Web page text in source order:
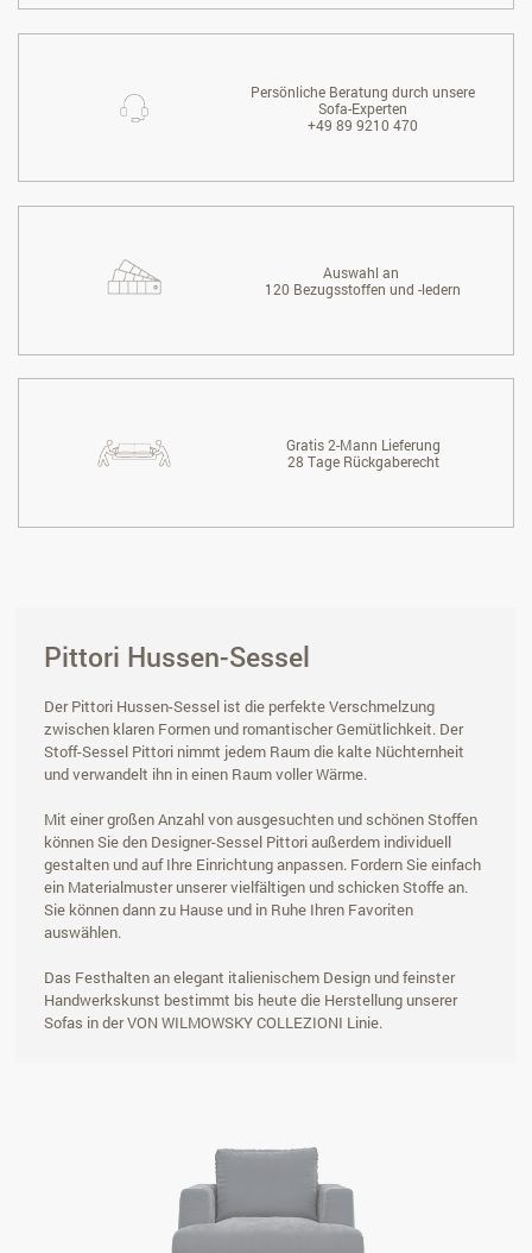
Persönliche Beratung durch unsere
Sofa-Experten
+49 89 9210 470
Auswahl an
120 Bezugsstoffen und -ledern
Gratis 2-Mann Lieferung
28 Tage Rückgaberecht
Pittori Hussen-Sessel
Der Pittori Hussen-Sessel ist die perfekte Verschmelzung
zwischen klaren Formen und romantischer Gemütlichkeit. Der
Stoff-Sessel Pittori nimmt jedem Raum die kalte Nüchternheit
und verwandelt ihn in einen Raum voller Wärme.
Mit einer großen Anzahl von ausgesuchten und schönen Stoffen
können Sie den Designer-Sessel Pittori außerdem individuell
gestalten und auf Ihre Einrichtung anpassen. Fordern Sie einfach
ein Materialmuster unserer vielfältigen und schicken Stoffe an.
Sie können dann zu Hause und in Ruhe Ihren Favoriten
auswählen.
Das Festhalten an elegant italienischem Design und feinster
Handwerkskunst bestimmt bis heute die Herstellung unserer
Sofas in der VON WILMOWSKY COLLEZIONI Linie.